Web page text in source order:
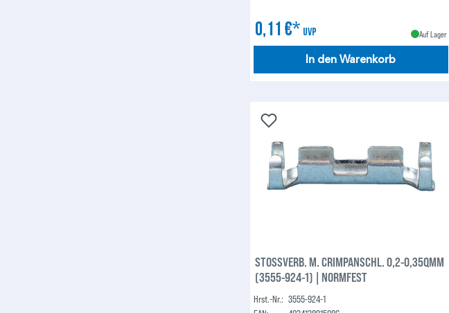
0,11 €* UVP Auf Lager
In den Warenkorb
STOSSVERB. M. CRIMPANSCHL. 0,2-0,35QMM
(3555-924-1) | NORMFEST
Hrst.-Nr.: 3555-924-1